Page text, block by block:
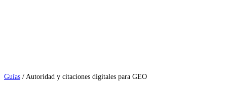
Guías / Autoridad y citaciones digitales para GEO